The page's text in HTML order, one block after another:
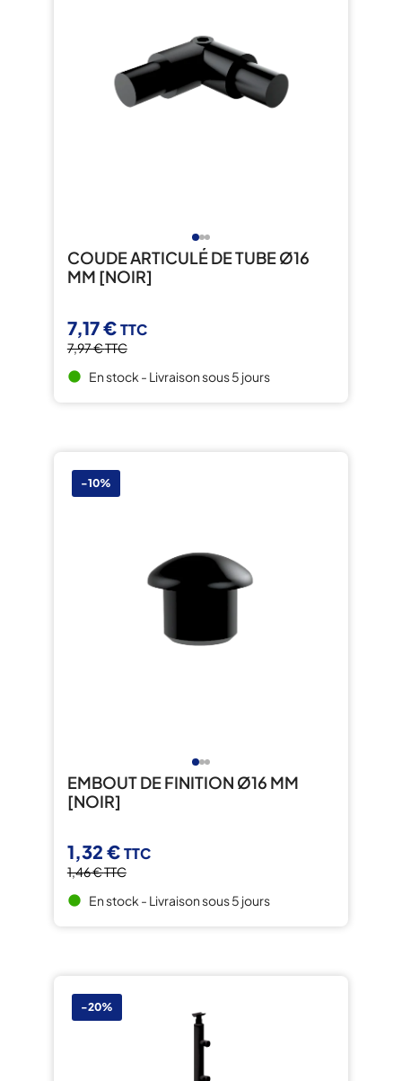
COUDE ARTICULÉ DE TUBE Ø16
MM [NOIR]
7,17 €TTC
7,97 €TTC
brightness_1 En stock - Livraison sous 5 jours
-10%
EMBOUT DE FINITION Ø16 MM
[NOIR]
1,32 €TTC
1,46 €TTC
brightness_1 En stock - Livraison sous 5 jours
-20%